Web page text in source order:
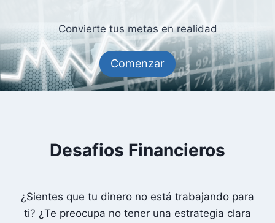
Convierte tus metas en realidad
Comenzar
Desafios Financieros
¿Sientes que tu dinero no está trabajando para
ti? ¿Te preocupa no tener una estrategia clara